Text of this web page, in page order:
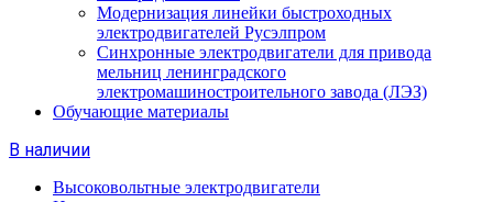
Модернизация линейки быстроходных
электродвигателей Русэлпром
Синхронные электродвигатели для привода
мельниц ленинградского
электромашиностроительного завода (ЛЭЗ)
Обучающие материалы
В наличии
Высоковольтные электродвигатели